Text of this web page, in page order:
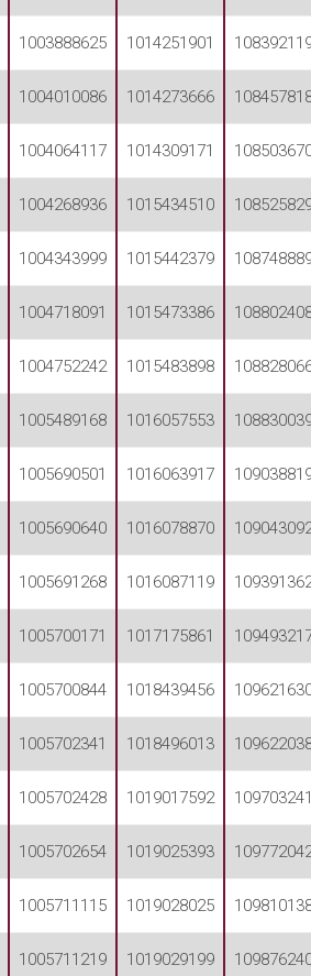
1003888625 1014251901
1004010086 1014273666
1004064117 1014309171
1004268936 1015434510
1004343999 1015442379
1004718091 1015473386
1004752242 1015483898
1005489168 1016057553
1005690501 1016063917
1005690640 1016078870
1005691268 1016087119
1005700171 1017175861
1005700844 1018439456
1005702341 1018496013
1005702428 1019017592
1005702654 1019025393
1005711115 1019028025
1005711219 1019029199